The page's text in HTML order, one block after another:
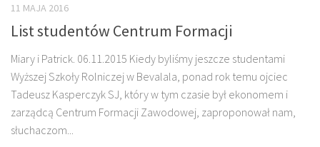
11 MAJA 2016
List studentów Centrum Formacji
Miary i Patrick. 06.11.2015 Kiedy byliśmy jeszcze studentami
Wyższej Szkoły Rolniczej w Bevalala, ponad rok temu ojciec
Tadeusz Kasperczyk SJ, który w tym czasie był ekonomem i
zarządcą Centrum Formacji Zawodowej, zaproponował nam,
słuchaczom...